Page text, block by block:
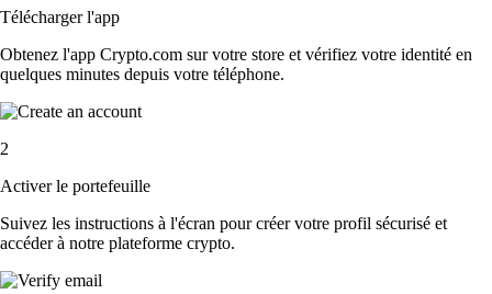
Télécharger l'app
Obtenez l'app Crypto.com sur votre store et vérifiez votre identité en
quelques minutes depuis votre téléphone.
2
Activer le portefeuille
Suivez les instructions à l'écran pour créer votre profil sécurisé et
accéder à notre plateforme crypto.